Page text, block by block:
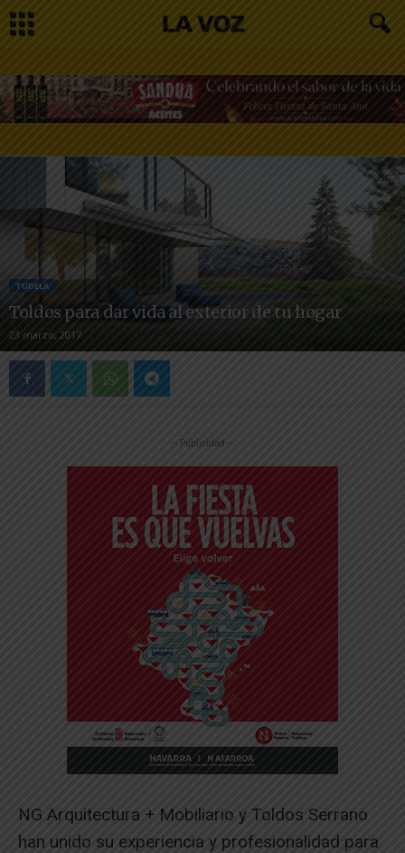
TUDELA
Toldos para dar vida al exterior de tu hogar
23 marzo, 2017
-- Publicidad --
NG Arquitectura + Mobiliario y Toldos Serrano
han unido su experiencia y profesionalidad para